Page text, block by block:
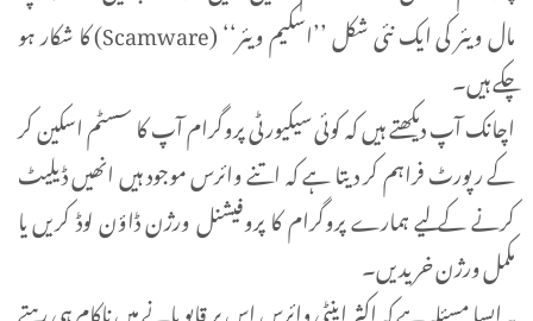
مال ویئر کی ایک نئی شکل ’’اسکیم ویئر‘‘ (Scamware) کا شکار ہو
چکے ہیں۔
اچانک آپ دیکھتے ہیں کہ کوئی سیکیورٹی پروگرام آپ کا سسٹم اسکین کر
کے رپورٹ فراہم کر دیتا ہے کہ اتنے وائرس موجود ہیں انھیں ڈیلیٹ
کرنے کے لیے ہمارے پروگرام کا پروفیشنل ورژن ڈاؤن لوڈ کریں یا
مکمل ورژن خریدیں۔
یہ ایسا مسئلہ ہے کہ اکثر اینٹی وائرس اس پر قابو پانے میں ناکام ہی رہتے